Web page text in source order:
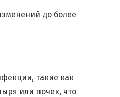
до более
такие как
или почек, что